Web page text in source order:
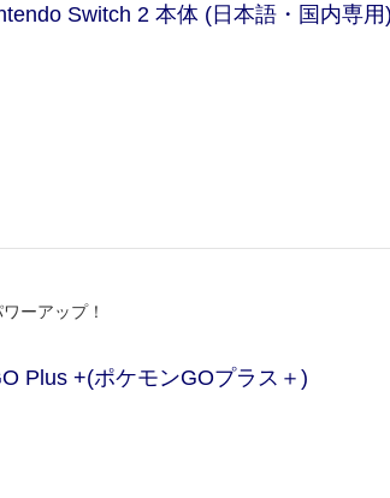
Switch 2 本体 (日本語・国内専
ーアップ！
Plus +(ポケモンGOプラス＋)